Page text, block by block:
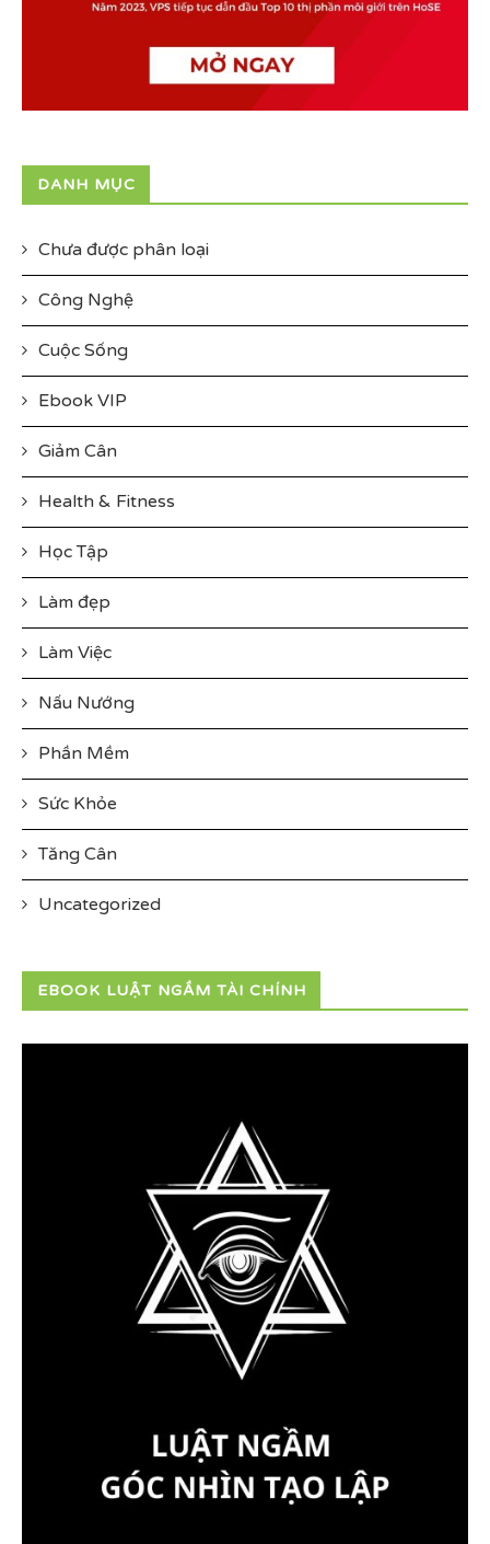
DANH MỤC
Chưa được phân loại
Công Nghệ
Cuộc Sống
Ebook VIP
Giảm Cân
Health & Fitness
Học Tập
Làm đẹp
Làm Việc
Nấu Nướng
Phần Mềm
Sức Khỏe
Tăng Cân
Uncategorized
EBOOK LUẬT NGẦM TÀI CHÍNH